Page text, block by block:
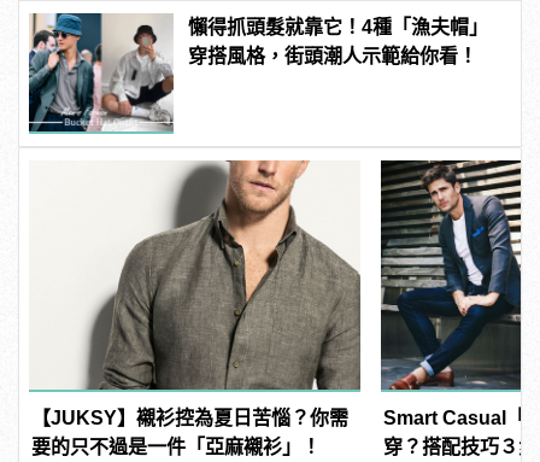
懶得抓頭髮就靠它！4種「漁夫帽」
穿搭風格，街頭潮人示範給你看！
【JUKSY】襯衫控為夏日苦惱？你需
要的只不過是一件「亞麻襯衫」！
Smart Casual「
穿？搭配技巧３